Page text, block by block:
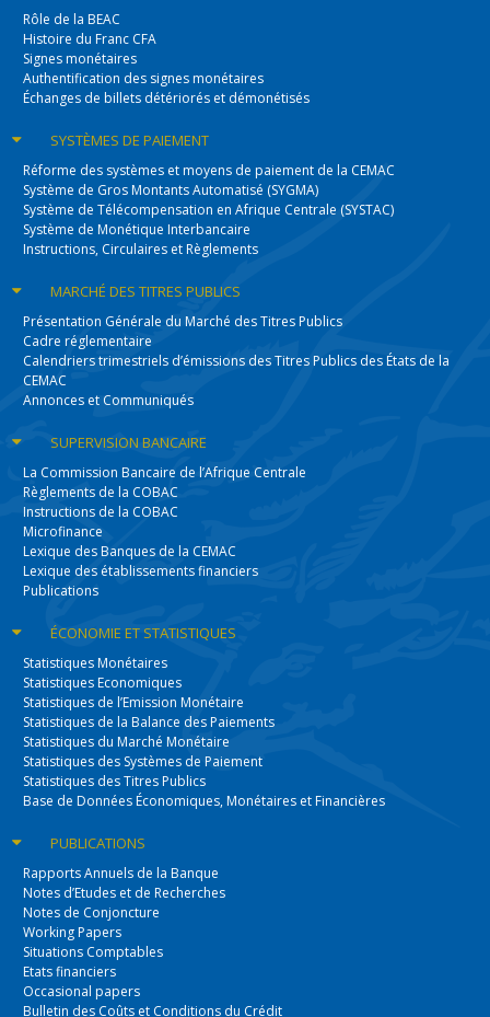
Rôle de la BEAC
Histoire du Franc CFA
Signes monétaires
Authentification des signes monétaires
Échanges de billets détériorés et démonétisés
SYSTÈMESDE PAIEMENT
Réforme des systèmes et moyens de paiement de la CEMAC
Système de Gros Montants Automatisé (SYGMA)
Système de Télécompensation en Afrique Centrale (SYSTAC)
Système de Monétique Interbancaire
Instructions, Circulaires et Règlements
MARCHÉ DESTITRES PUBLICS
Présentation Générale du Marché des Titres Publics
Cadre réglementaire
Calendriers trimestriels d’émissions des Titres Publics des États de la
CEMAC
Annonces et Communiqués
SUPERVISIONBANCAIRE
La Commission Bancaire de l’Afrique Centrale
Règlements de la COBAC
Instructions de la COBAC
Microfinance
Lexique des Banques de la CEMAC
Lexique des établissements financiers
Publications
ÉCONOMIEET STATISTIQUES
Statistiques Monétaires
Statistiques Economiques
Statistiques de l’Emission Monétaire
Statistiques de la Balance des Paiements
Statistiques du Marché Monétaire
Statistiques des Systèmes de Paiement
Statistiques des Titres Publics
Base de Données Économiques, Monétaires et Financières
PUBLICATIONS
Rapports Annuels de la Banque
Notes d’Etudes et de Recherches
Notes de Conjoncture
Working Papers
Situations Comptables
Etats financiers
Occasional papers
Bulletin des Coûts et Conditions du Crédit